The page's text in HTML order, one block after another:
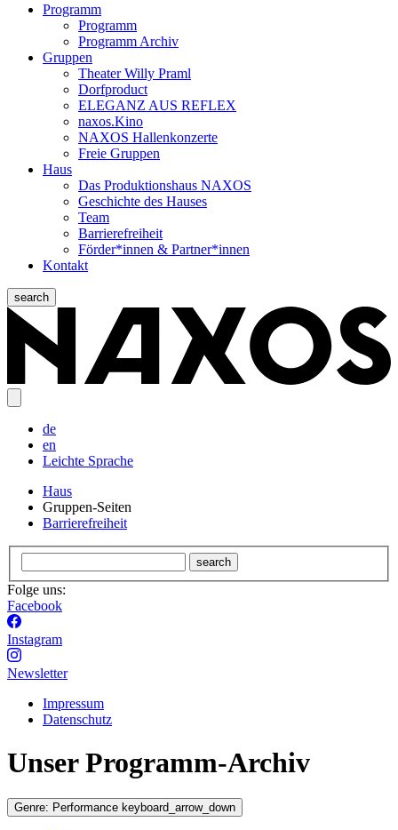
Programm
Programm
Programm Archiv
Gruppen
Theater Willy Praml
Dorfproduct
ELEGANZ AUS REFLEX
naxos.Kino
NAXOS Hallenkonzerte
Freie Gruppen
Haus
Das Produktionshaus NAXOS
Geschichte des Hauses
Team
Barrierefreiheit
Förder*innen & Partner*innen
Kontakt
search
de
en
Leichte Sprache
Haus
Gruppen-Seiten
Barrierefreiheit
search
Folge uns:
Facebook
Instagram
Newsletter
Impressum
Datenschutz
Unser Programm-Archiv
Genre: Performance keyboard_arrow_down